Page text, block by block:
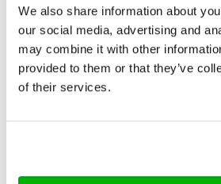
We also share information about
our social media, advertising and
may combine it with other
provided to them or that they’ve
of their services.
Bekijk ook eens